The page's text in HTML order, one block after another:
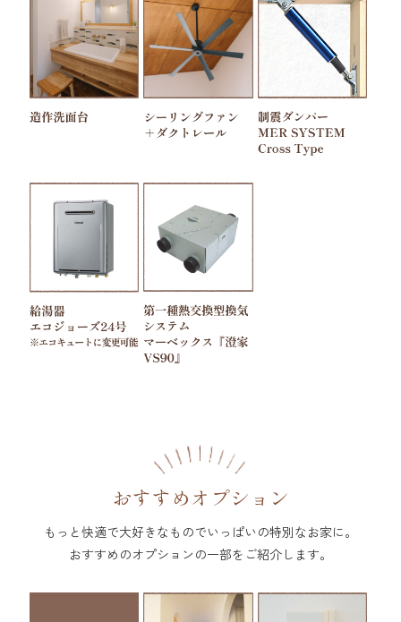
おすすめオプション
もっと快適で大好きなものでいっぱいの特別なお家に。
おすすめのオプションの一部をご紹介します。